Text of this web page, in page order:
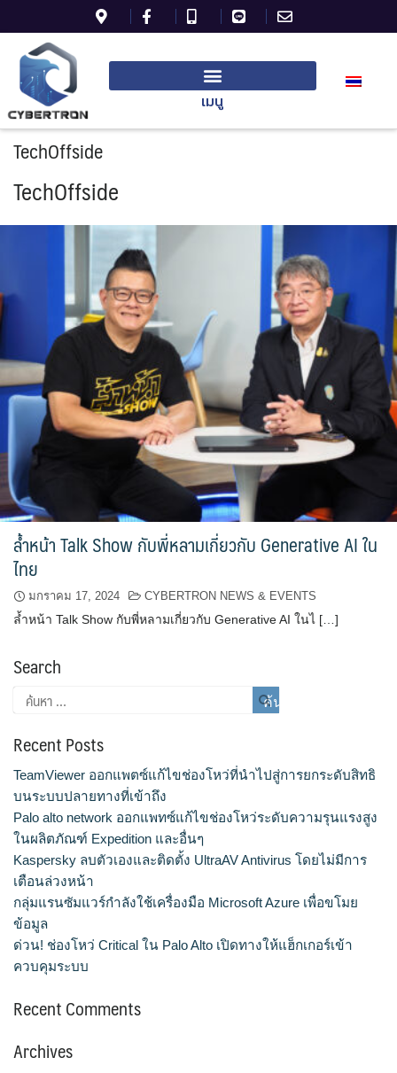
เมนู
TechOffside
TechOffside
ล้ำหน้า Talk Show กับพี่หลามเกี่ยวกับ Generative AI ใน
ไทย
มกราคม 17, 2024 CYBERTRON NEWS & EVENTS
ล้ำหน้า Talk Show กับพี่หลามเกี่ยวกับ Generative AI ในไ […]
Search
Recent Posts
TeamViewer ออกแพตซ์แก้ไขช่องโหว่ที่นำไปสู่การยกระดับสิทธิ
บนระบบปลายทางที่เข้าถึง
Palo alto network ออกแพทซ์แก้ไขช่องโหว่ระดับความรุนแรงสูง
ในผลิตภัณฑ์ Expedition และอื่นๆ
Kaspersky ลบตัวเองและติดตั้ง UltraAV Antivirus โดยไม่มีการ
เตือนล่วงหน้า
กลุ่มแรนซัมแวร์กำลังใช้เครื่องมือ Microsoft Azure เพื่อขโมย
ข้อมูล
ด่วน! ช่องโหว่ Critical ใน Palo Alto เปิดทางให้แฮ็กเกอร์เข้า
ควบคุมระบบ
Recent Comments
Archives